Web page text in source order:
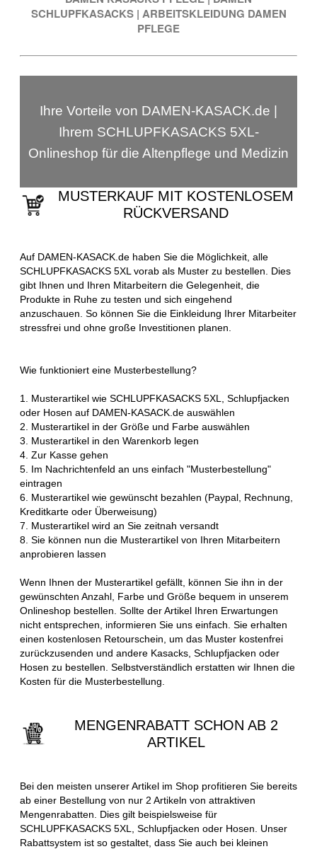
SCHLUPFKASACKS | ARBEITSKLEIDUNG DAMEN
PFLEGE
Ihre Vorteile von DAMEN-KASACK.de |
Ihrem SCHLUPFKASACKS 5XL-
Onlineshop für die Altenpflege und Medizin
MUSTERKAUF MIT KOSTENLOSEM
RÜCKVERSAND
Auf DAMEN-KASACK.de haben Sie die Möglichkeit, alle
SCHLUPFKASACKS 5XL vorab als Muster zu bestellen. Dies
gibt Ihnen und Ihren Mitarbeitern die Gelegenheit, die
Produkte in Ruhe zu testen und sich eingehend
anzuschauen. So können Sie die Einkleidung Ihrer Mitarbeiter
stressfrei und ohne große Investitionen planen.
Wie funktioniert eine Musterbestellung?
1. Musterartikel wie SCHLUPFKASACKS 5XL, Schlupfjacken
oder Hosen auf DAMEN-KASACK.de auswählen
2. Musterartikel in der Größe und Farbe auswählen
3. Musterartikel in den Warenkorb legen
4. Zur Kasse gehen
5. Im Nachrichtenfeld an uns einfach "Musterbestellung"
eintragen
6. Musterartikel wie gewünscht bezahlen (Paypal, Rechnung,
Kreditkarte oder Überweisung)
7. Musterartikel wird an Sie zeitnah versandt
8. Sie können nun die Musterartikel von Ihren Mitarbeitern
anprobieren lassen
Wenn Ihnen der Musterartikel gefällt, können Sie ihn in der
gewünschten Anzahl, Farbe und Größe bequem in unserem
Onlineshop bestellen. Sollte der Artikel Ihren Erwartungen
nicht entsprechen, informieren Sie uns einfach. Sie erhalten
einen kostenlosen Retourschein, um das Muster kostenfrei
zurückzusenden und andere Kasacks, Schlupfjacken oder
Hosen zu bestellen. Selbstverständlich erstatten wir Ihnen die
Kosten für die Musterbestellung.
MENGENRABATT SCHON AB 2
ARTIKEL
Bei den meisten unserer Artikel im Shop profitieren Sie bereits
ab einer Bestellung von nur 2 Artikeln von attraktiven
Mengenrabatten. Dies gilt beispielsweise für
SCHLUPFKASACKS 5XL, Schlupfjacken oder Hosen. Unser
Rabattsystem ist so gestaltet, dass Sie auch bei kleinen